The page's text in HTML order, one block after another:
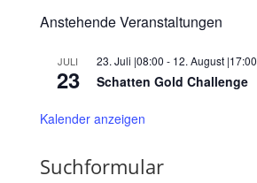
Anstehende Veranstaltungen
JULI
23
23. Juli |08:00 - 12. August |17:00
Schatten Gold Challenge
Kalender anzeigen
Suchformular